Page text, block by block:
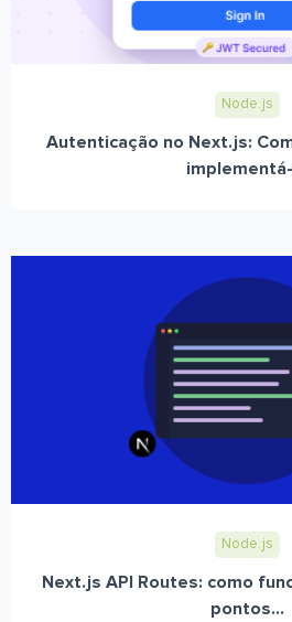
Node.js
Autenticação no Next.js:
Node.js
Next.js API Routes: como
pontos...